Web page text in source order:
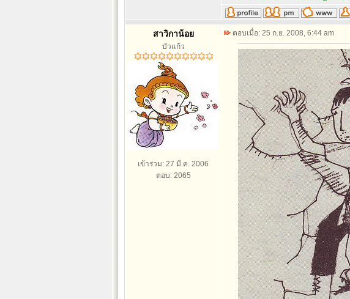
สาวิกาน้อย
บัวแก้ว
เข้าร่วม: 27 มี.ค. 2006
ตอบ: 2065
ตอบเมื่อ: 25 ก.ย. 2008, 6:44 am